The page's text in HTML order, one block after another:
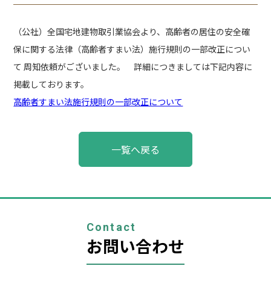
（公社）全国宅地建物取引業協会より、高齢者の居住の安全確
保に関する法律（高齢者すまい法）施行規則の一部改正につい
て 周知依頼がございました。 詳細につきましては下記内容に
掲載しております。
高齢者すまい法施行規則の一部改正について
ー
一覧へ戻る
Contact
お問い合わせ